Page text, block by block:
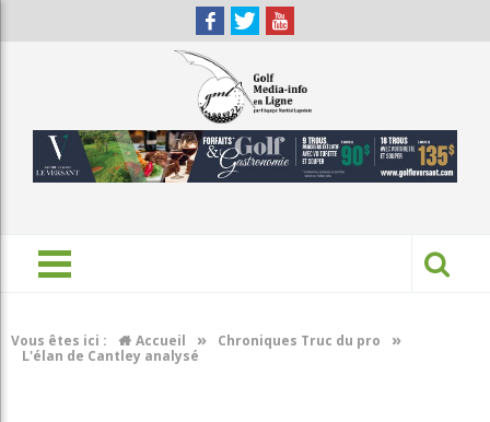
Vous êtes ici : Accueil » Chroniques Truc du pro »
L'élan de Cantley analysé